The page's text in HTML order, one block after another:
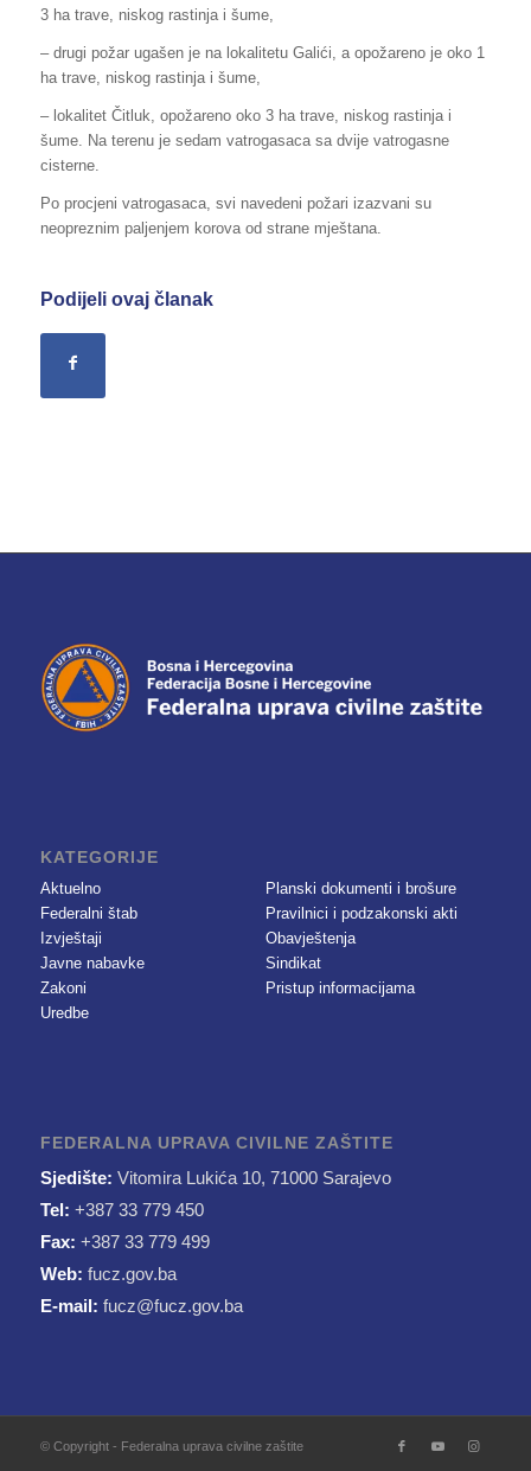
3 ha trave, niskog rastinja i šume,
– drugi požar ugašen je na lokalitetu Galići, a opožareno je oko 1
ha trave, niskog rastinja i šume,
– lokalitet Čitluk, opožareno oko 3 ha trave, niskog rastinja i
šume. Na terenu je sedam vatrogasaca sa dvije vatrogasne
cisterne.
Po procjeni vatrogasaca, svi navedeni požari izazvani su
neopreznim paljenjem korova od strane mještana.
Podijeli ovaj članak
KATEGORIJE
Aktuelno
Federalni štab
Izvještaji
Javne nabavke
Zakoni
Uredbe
Planski dokumenti i brošure
Pravilnici i podzakonski akti
Obavještenja
Sindikat
Pristup informacijama
FEDERALNA UPRAVA CIVILNE ZAŠTITE
Sjedište: Vitomira Lukića 10, 71000 Sarajevo
Tel: +387 33 779 450
Fax: +387 33 779 499
Web: fucz.gov.ba
E-mail: fucz@fucz.gov.ba
© Copyright - Federalna uprava civilne zaštite